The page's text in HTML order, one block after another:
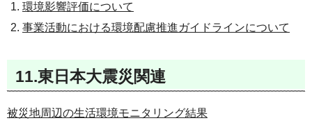
環境影響評価について
事業活動における環境配慮推進ガイドラインについて
11.東日本大震災関連
被災地周辺の生活環境モニタリング結果